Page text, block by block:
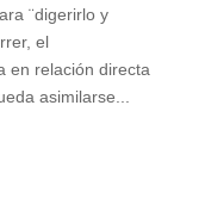
¨digerirlo y
el
en relación directa
asimilarse...